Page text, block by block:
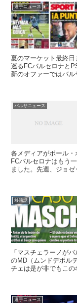
選手ニュース
夏のマーケット最終
巡るFCバルセロナと
新のオファーではバ
報じられています。
バルサニュース
各メディアがポール・
FCバルセロナはもう
ました。先週、ジョゼ
弾”だと報じられてい
週中にはバルサ移籍
FIFA制裁で迷ったけ
捨てきれなかったこ
移籍話
「マスチェラーノが
のMD（ムンドデポル
チェは是が非でもこの
長期離脱を受けても
選手ニュース